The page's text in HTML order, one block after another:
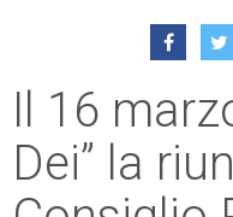
Il 16
Dei” la